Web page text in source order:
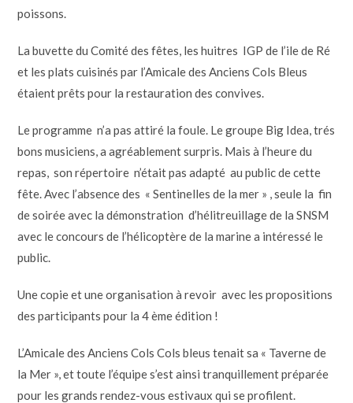
poissons.
La buvette du Comité des fêtes, les huitres IGP de l’ile de Ré
et les plats cuisinés par l’Amicale des Anciens Cols Bleus
étaient prêts pour la restauration des convives.
Le programme n’a pas attiré la foule. Le groupe Big Idea, trés
bons musiciens, a agréablement surpris. Mais à l’heure du
repas, son répertoire n’était pas adapté au public de cette
fête. Avec l’absence des « Sentinelles de la mer » , seule la fin
de soirée avec la démonstration d’hélitreuillage de la SNSM
avec le concours de l’hélicoptère de la marine a intéressé le
public.
Une copie et une organisation à revoir avec les propositions
des participants pour la 4 ème édition !
L’Amicale des Anciens Cols Cols bleus tenait sa « Taverne de
la Mer », et toute l’équipe s’est ainsi tranquillement préparée
pour les grands rendez-vous estivaux qui se profilent.